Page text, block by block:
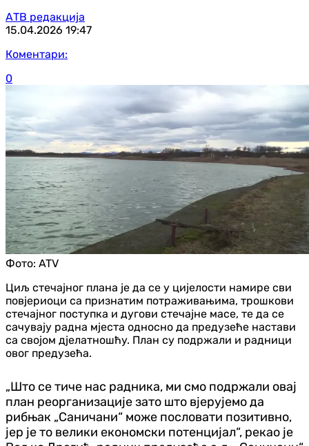
АТВ редакција
15.04.2026 19:47
Коментари:
0
Фото: ATV
Циљ стечајног плана је да се у цијелости намире сви
повјериоци са признатим потраживањима, трошкови
стечајног поступка и дугови стечајне масе, те да се
сачувају радна мјеста односно да предузеће настави
са својом дјелатношћу. План су подржали и радници
овог предузећа.
„Што се тиче нас радника, ми смо подржали овај
план реорганизације зато што вјерујемо да
рибњак „Саничани“ може пословати позитивно,
јер је то велики економски потенцијал“, рекао је